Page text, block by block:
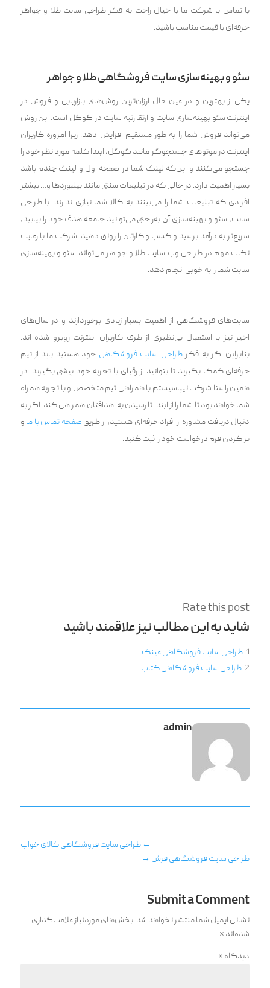
با تماس با شرکت ما با خیال راحت به فکر طراحی سایت طلا و جواهر
حرفه‌ای با قیمت مناسب باشید.
سئو و بهینه‌سازی سایت فروشگاهی طلا و جواهر
یکی از بهترین و در عین حال ارزان‌ترین روش‌های بازاریابی و فروش در
اینترنت سئو بهینه‌سازی سایت و ارتقا رتبه سایت در گوگل است. این روش
می‌‌تواند فروش شما را به طور مستقیم افزایش دهد. زیرا امروزه کاربران
اینترنت در موتوهای جستجوگر مانند گوگل، ابتدا کلمه مورد نظر خود را
جستجو می‌‌کنند و این‌که لینک شما در صفحه اول و لینک چندم باشد
بسیار اهمیت دارد. در حالی که در تبلیغات سنتی مانند بیلبوردها و… بیشتر
افرادی که تبلیغات شما را می‌بینند به کالا شما نیازی ندارند. با طراحی
سایت، سئو و بهینه‌سازی آن به‌راحتی می‌‌توانید جامعه هدف خود را بیابید،
سریع‌تر به درآمد برسید و کسب و کارتان را رونق دهید. شرکت ما با رعایت
نکات مهم در طراحی وب سایت طلا و جواهر می‌‌تواند سئو و بهینه‌سازی
سایت شما را به خوبی انجام دهد.
سایت‌های فروشگاهی از اهمیت بسیار زیادی برخوردارند و در سال‌های
اخیر نیز با استقبال بی‌نظیری از طرف کاربران اینترنت روبرو شده اند.
بنابراین اگر به فکرطراحی سایت فروشگاهی خود هستید باید از تیم
حرفه‌ای کمک بگیرید تا بتوانید از رقبای با تجربه خود پیشی بگیرید. در
همین راستا شرکت نیپاسیستم با همراهی تیم متخصص و با تجربه همراه
شما خواهد بود تا شما را از ابتدا تا رسیدن به اهدافتان همراهی کند. اگر به
دنبال دریافت مشاوره از افراد حرفه‌ای هستید، از طریق صفحه تماس با ما و
پر کردن فرم درخواست خود را ثبت کنید.
Rate this post
شاید به این مطالب نیز علاقمند باشید
طراحی سایت فروشگاهی عینک
طراحی سایت فروشگاهی کتاب
admin
←طراحی سایت فروشگاهی کالای خواب
طراحی سایت فروشگاهی فرش →
Submit a Comment
نشانی ایمیل شما منتشر نخواهد شد.بخش‌های موردنیاز علامت‌گذاری
شده‌اند *
دیدگاه *